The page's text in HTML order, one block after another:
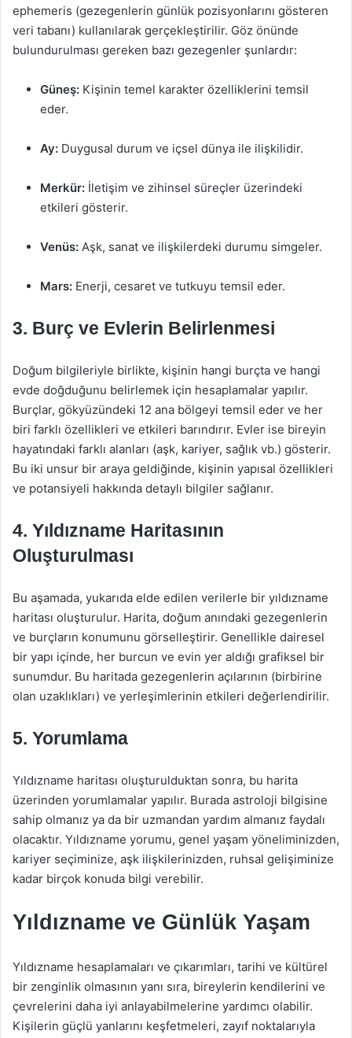
ephemeris (gezegenlerin günlük pozisyonlarını gösteren
veri tabanı) kullanılarak gerçekleştirilir. Göz önünde
bulundurulması gereken bazı gezegenler şunlardır:
Güneş: Kişinin temel karakter özelliklerini temsil
eder.
Ay: Duygusal durum ve içsel dünya ile ilişkilidir.
Merkür: İletişim ve zihinsel süreçler üzerindeki
etkileri gösterir.
Venüs: Aşk, sanat ve ilişkilerdeki durumu simgeler.
Mars: Enerji, cesaret ve tutkuyu temsil eder.
3. Burç ve Evlerin Belirlenmesi
Doğum bilgileriyle birlikte, kişinin hangi burçta ve hangi
evde doğduğunu belirlemek için hesaplamalar yapılır.
Burçlar, gökyüzündeki 12 ana bölgeyi temsil eder ve her
biri farklı özellikleri ve etkileri barındırır. Evler ise bireyin
hayatındaki farklı alanları (aşk, kariyer, sağlık vb.) gösterir.
Bu iki unsur bir araya geldiğinde, kişinin yapısal özellikleri
ve potansiyeli hakkında detaylı bilgiler sağlanır.
4. Yıldızname Haritasının
Oluşturulması
Bu aşamada, yukarıda elde edilen verilerle bir yıldızname
haritası oluşturulur. Harita, doğum anındaki gezegenlerin
ve burçların konumunu görselleştirir. Genellikle dairesel
bir yapı içinde, her burcun ve evin yer aldığı grafiksel bir
sunumdur. Bu haritada gezegenlerin açılarının (birbirine
olan uzaklıkları) ve yerleşimlerinin etkileri değerlendirilir.
5. Yorumlama
Yıldızname haritası oluşturulduktan sonra, bu harita
üzerinden yorumlamalar yapılır. Burada astroloji bilgisine
sahip olmanız ya da bir uzmandan yardım almanız faydalı
olacaktır. Yıldızname yorumu, genel yaşam yöneliminizden,
kariyer seçiminize, aşk ilişkilerinizden, ruhsal gelişiminize
kadar birçok konuda bilgi verebilir.
Yıldızname ve Günlük Yaşam
Yıldızname hesaplamaları ve çıkarımları, tarihi ve kültürel
bir zenginlik olmasının yanı sıra, bireylerin kendilerini ve
çevrelerini daha iyi anlayabilmelerine yardımcı olabilir.
Kişilerin güçlü yanlarını keşfetmeleri, zayıf noktalarıyla